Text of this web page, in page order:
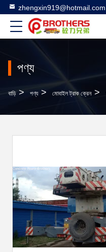
zhengxin919@hotmail.com
পণ্য
বাড়ি > পণ্য > মোবাইল ট্রাক ক্রেন >